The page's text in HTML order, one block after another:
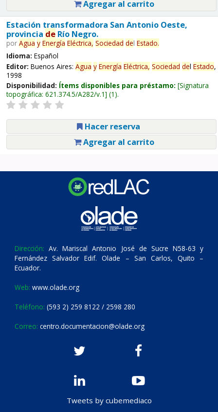
Agregar al carrito
Estación transformadora San Antonio Oeste,
provincia deRío Negro.
por Agua y Energía Eléctrica, Sociedad del Estado.
Idioma: Español
Editor: Buenos Aires: Agua y Energía Eléctrica, Sociedad del Estado,
1998
Disponibilidad: Ítems disponibles para préstamo: Signatura
topográfica: 621.374.5/A282/v.1 (1).
Hacer reserva
Agregar al carrito
Dirección: Av. Mariscal Antonio José de Sucre N58-63 y
Fernández Salvador Edif. Olade – San Carlos, Quito –
Ecuador.
Web: www.olade.org
Teléfono: (593 2) 259 8122 / 2598 280
Correo: centro.documentacion@olade.org
Tweets by cubemediaco